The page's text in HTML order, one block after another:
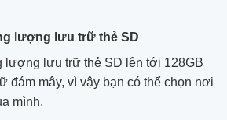
lượng lưu trữ thẻ SD
lượng lưu trữ thẻ SD lên tới 128GB
đám mây, vì vậy bạn có thể chọn nơi
mình.